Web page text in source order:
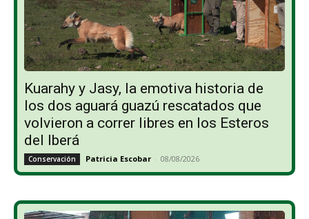
Kuarahy y Jasy, la emotiva historia de
los dos aguará guazú rescatados que
volvieron a correr libres en los Esteros
del Iberá
Conservación Patricia Escobar - 08/08/2026